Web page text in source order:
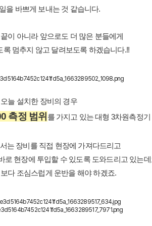
을 바쁘게 보내는 것 같습니다.
이 아니라 앞으로도 더 많은 분들에게
록 멈추지 않고 달려보도록 하겠습니다.!!
오늘 설치한 장비의 경우
측정 범위 를 가지고 있는 대형 3차원측정
는 장비를 직접 현장에 가져다드리고
로 현장에 투입할 수 있도록 도와드리고 있는
다 조심스럽게 운반을 해야 하겠죠.